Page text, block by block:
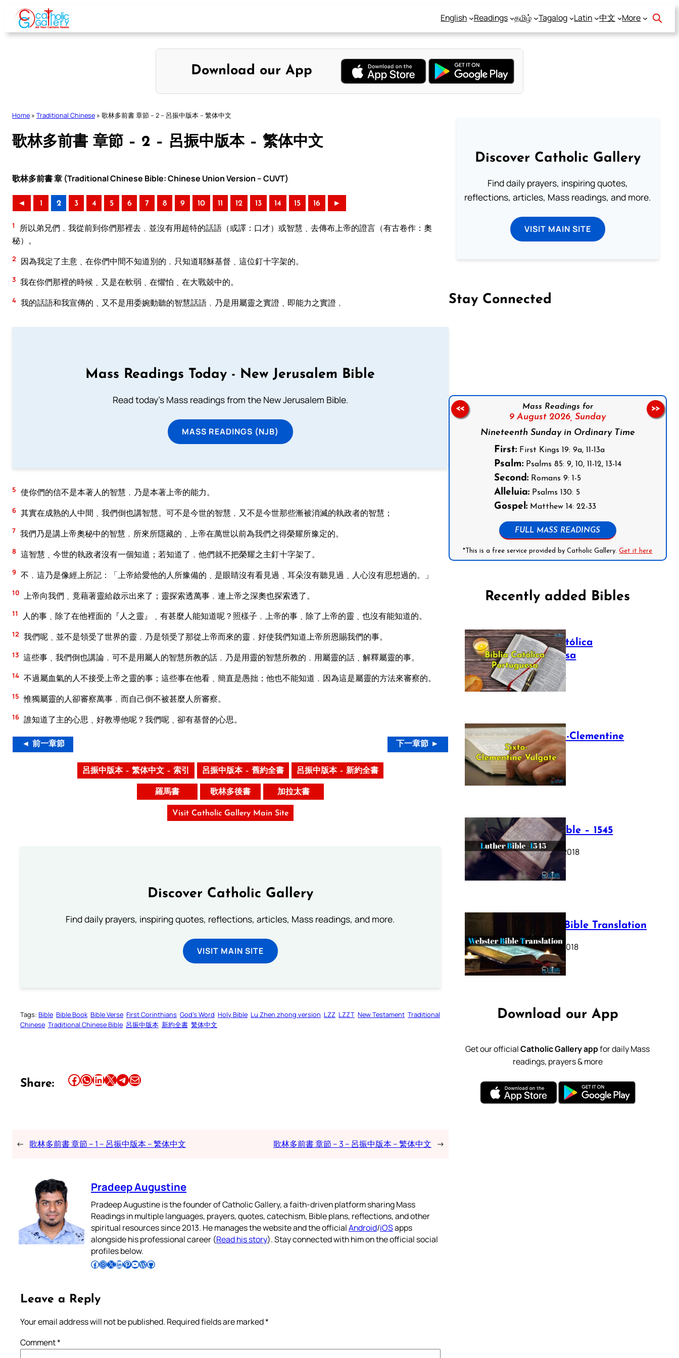
Skip
content
English Readings தமிழ் Tagalog Latin 中文 More
Download our App
Home » Traditional Chinese » 歌林多前書 章節 – 2 – 呂振中版本 – 繁体中文
歌林多前書 章節 – 2 – 呂振中版本 – 繁体中文
歌林多前書 章 (Traditional Chinese Bible: Chinese Union Version – CUVT)
◄ 1 2 3 4 5 6 7 8 9 10 11 12 13 14 15 16 ►
1
所以弟兄們﹐我從前到你們那裡去﹐並沒有用超特的話語（或譯：口才）或智慧﹑去傳布上帝的證言（有古卷作：奧
秘）。
2 因為我定了主意﹑在你們中間不知道別的﹐只知道耶穌基督﹑這位釘十字架的。
3 我在你們那裡的時候﹑又是在軟弱﹑在懼怕﹑在大戰兢中的。
4 我的話語和我宣傳的﹑又不是用委婉動聽的智慧話語﹐乃是用屬靈之實證﹑即能力之實證﹐
Mass Readings Today - New Jerusalem Bible
Read today's Mass readings from the New Jerusalem Bible.
MASS READINGS (NJB)
5 使你們的信不是本著人的智慧﹐乃是本著上帝的能力。
6 其實在成熟的人中間﹑我們倒也講智慧。可不是今世的智慧﹐又不是今世那些漸被消滅的執政者的智慧；
7 我們乃是講上帝奧秘中的智慧﹐所來所隱藏的﹑上帝在萬世以前為我們之得榮耀所豫定的。
8 這智慧﹑今世的執政者沒有一個知道；若知道了﹐他們就不把榮耀之主釘十字架了。
9 不﹐這乃是像經上所記：「上帝給愛他的人所豫備的﹑是眼睛沒有看見過﹑耳朵沒有聽見過﹑人心沒有思想過的。」
10 上帝向我們﹑竟藉著靈給啟示出來了；靈探索透萬事﹐連上帝之深奧也探索透了。
11 人的事﹑除了在他裡面的『人之靈』﹑有甚麼人能知道呢？照樣子﹐上帝的事﹑除了上帝的靈﹑也沒有能知道的。
12 我們呢﹑並不是領受了世界的靈﹐乃是領受了那從上帝而來的靈﹐好使我們知道上帝所恩賜我們的事。
13 這些事﹑我們倒也講論﹐可不是用屬人的智慧所教的話﹐乃是用靈的智慧所教的﹐用屬靈的話﹑解釋屬靈的事。
14 不過屬血氣的人不接受上帝之靈的事；這些事在他看﹑簡直是愚拙；他也不能知道﹐因為這是屬靈的方法來審察的。
15 惟獨屬靈的人卻審察萬事﹐而自己倒不被甚麼人所審察。
16 誰知道了主的心思﹑好教導他呢？我們呢﹑卻有基督的心思。
◄ 前一章節 下一章節 ►
呂振中版本 – 繁体中文 – 索引 呂振中版本 – 舊約全書 呂振中版本 – 新約全書
羅馬書 歌林多後書 加拉太書
Visit Catholic Gallery Main Site
Discover Catholic Gallery
Find daily prayers, inspiring quotes, reflections, articles, Mass readings, and more.
VISIT MAIN SITE
Tags: Bible Bible Book Bible Verse First Corinthians God’s Word Holy Bible Lu Zhen zhong version LZZ LZZT New Testament Traditional
Chinese Traditional Chinese Bible 呂振中版本 新約全書 繁体中文
Share: Share this article on Facebook Share this article on WhatsApp Share this article on LinkedIn Share this article on X Share this article on TelegramEmail this Article
← 歌林多前書 章節 – 1 – 呂振中版本 – 繁体中文 歌林多前書 章節 – 3 – 呂振中版本 – 繁体中文 →
Pradeep Augustine
Pradeep Augustine is the founder of Catholic Gallery, a faith-driven platform sharing Mass
Readings in multiple languages, prayers, quotes, catechism, Bible plans, reflections, and other
spiritual resources since 2013. He manages the website and the officialAndroid/iOSapps
alongside his professional career (Read his story). Stay connected with him on the official social
profiles below.
Follow Pradeep on Facebook Follow Pradeep on InstagramFollow Pradeep on X Follow Pradeep on LinkedIn Follow Pradeep on Pinterest Subscribe to Pradeep’s Youtube Channel Follow Pradeep on WordPress Follow Pradeep on GitHub
Leave a Reply
Your email address will not be published. Required fields are marked*
Comment*
Discover Catholic Gallery
Find daily prayers, inspiring quotes,
reflections, articles, Mass readings, and more.
VISIT MAIN SITE
Stay Connected
Mass Readings for
9 August 2026, Sunday
Nineteenth Sunday in Ordinary Time
First:First Kings 19: 9a, 11-13a
Psalm:Psalms 85: 9, 10, 11-12, 13-14
Second:Romans 9: 1-5
Alleluia:Psalms 130: 5
Gospel:Matthew 14: 22-33
FULL MASS READINGS
*This is a free service provided by Catholic Gallery.Get it here
<< >>
Recently added Bibles
Bíblia Católica
Portuguesa
July 16, 2025
The Sixto-Clementine
Vulgate
July 12, 2025
Luther Bible – 1545
October 17, 2018
Webster Bible Translation
October 11, 2018
Download our App
Get our officialCatholic Gallery appfor daily Mass
readings, prayers & more